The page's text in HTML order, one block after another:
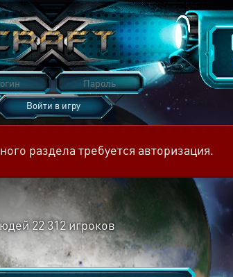
Войти в игру
раздела требуется авторизация.
22 312игроков